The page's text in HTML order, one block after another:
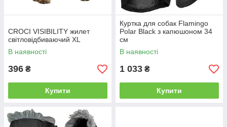
CROCI VISIBILITY жилет
світловідбиваючий XL
В наявності
396 ₴
Купити
Куртка для собак Flamingo
Polar Black з капюшоном 34
см
В наявності
1 033 ₴
Купити